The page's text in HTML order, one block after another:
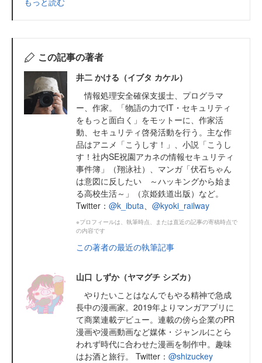
この記事の著者
井二 かける（イブタ カケル）
情報処理安全確保支援士、プログラマ
ー、作家。「物語の力でIT・セキュリティ
をもっと面白く」をモットーに、作家活
動、セキュリティ啓発活動を行う。主な作
品はアニメ「こうしす！」、小説「こうし
す！社内SE祝園アカネの情報セキュリティ
事件簿」（翔泳社）、マンガ「伏石ちゃん
は意図に反したい ～ハッキングから始ま
る高校生活～」（京姫鉄道出版）など。
Twitter： @k_ibuta、 @kyoki_railway
※プロフィールは、執筆時点、または直近の記事の寄稿時点で
の内容です
この著者の最近の執筆記事
山口 しずか（ヤマグチ シズカ）
やりたいことはなんでもやる精神で急成
長中の漫画家。2019年よりマンガアプリに
て商業連載デビュー。連載の傍ら企業のPR
漫画や漫画動画など媒体・ジャンルにとら
われず時代に合わせた漫画を制作中。趣味
はお酒と旅行。 Twitter： @shizuckey